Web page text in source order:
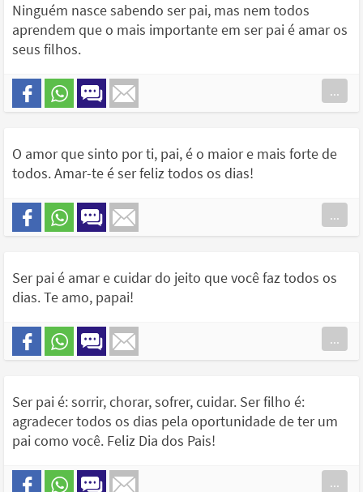
Ninguém nasce sabendo ser pai, mas nem todos
aprendem que o mais importante em ser pai é amar os
seus filhos.
...
O amor que sinto por ti, pai, é o maior e mais forte de
todos. Amar-te é ser feliz todos os dias!
...
Ser pai é amar e cuidar do jeito que você faz todos os
dias. Te amo, papai!
...
Ser pai é: sorrir, chorar, sofrer, cuidar. Ser filho é:
agradecer todos os dias pela oportunidade de ter um
pai como você. Feliz Dia dos Pais!
...